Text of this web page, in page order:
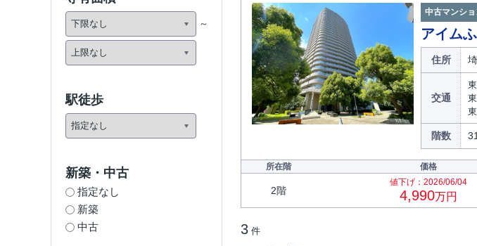
中古マンシ
アイム
住所
交通
階数
所在階 価格
2階
値下げ：2026/06/04
4,990万円
3 件
駅徒歩
新築・中古
指定なし
新築
中古